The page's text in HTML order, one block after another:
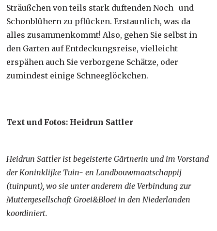
Sträußchen von teils stark duftenden Noch- und
Schonblühern zu pflücken. Erstaunlich, was da
alles zusammenkommt! Also, gehen Sie selbst in
den Garten auf Entdeckungsreise, vielleicht
erspähen auch Sie verborgene Schätze, oder
zumindest einige Schneeglöckchen.
Text und Fotos: Heidrun Sattler
Heidrun Sattler ist begeisterte Gärtnerin und im Vorstand
der Koninklijke Tuin- en Landbouwmaatschappij
(tuinpunt), wo sie unter anderem die Verbindung zur
Muttergesellschaft Groei&Bloei in den Niederlanden
koordiniert.